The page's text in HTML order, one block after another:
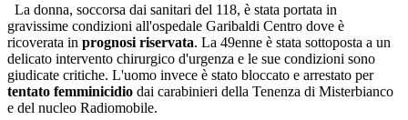
La donna, soccorsa dai sanitari del 118, è stata portata in
gravissime condizioni all'ospedale Garibaldi Centro dove è
ricoverata in prognosi riservata. La 49enne è stata sottoposta a un
delicato intervento chirurgico d'urgenza e le sue condizioni sono
giudicate critiche. L'uomo invece è stato bloccato e arrestato per
tentato femminicidio dai carabinieri della Tenenza di Misterbianco
e del nucleo Radiomobile.